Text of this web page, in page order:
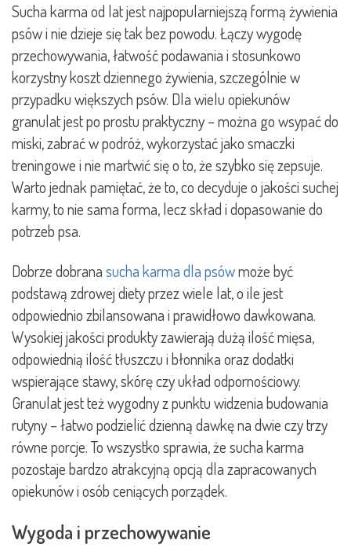
Sucha karma od lat jest najpopularniejszą formą żywienia
psów i nie dzieje się tak bez powodu. Łączy wygodę
przechowywania, łatwość podawania i stosunkowo
korzystny koszt dziennego żywienia, szczególnie w
przypadku większych psów. Dla wielu opiekunów
granulat jest po prostu praktyczny – można go wsypać do
miski, zabrać w podróż, wykorzystać jako smaczki
treningowe i nie martwić się o to, że szybko się zepsuje.
Warto jednak pamiętać, że to, co decyduje o jakości suchej
karmy, to nie sama forma, lecz skład i dopasowanie do
potrzeb psa.
Dobrze dobranasucha karma dla psówmoże być
podstawą zdrowej diety przez wiele lat, o ile jest
odpowiednio zbilansowana i prawidłowo dawkowana.
Wysokiej jakości produkty zawierają dużą ilość mięsa,
odpowiednią ilość tłuszczu i błonnika oraz dodatki
wspierające stawy, skórę czy układ odpornościowy.
Granulat jest też wygodny z punktu widzenia budowania
rutyny – łatwo podzielić dzienną dawkę na dwie czy trzy
równe porcje. To wszystko sprawia, że sucha karma
pozostaje bardzo atrakcyjną opcją dla zapracowanych
opiekunów i osób ceniących porządek.
Wygoda i przechowywanie